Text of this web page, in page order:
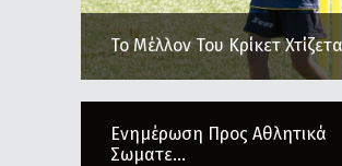
Το Μέλλον Του Κρίκετ
Ενημέρωση Προς Αθλητικά
Σωματε...